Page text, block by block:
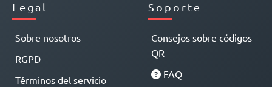
Legal
Sobre nosotros
RGPD
Términos del servicio
Soporte
Consejos sobre códigos
QR
FAQ